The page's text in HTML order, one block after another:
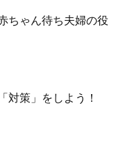
ちゃん待ち夫婦の役
対策」をしよう！